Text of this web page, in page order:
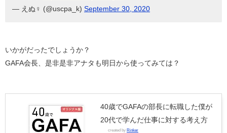
— えぬ♀ (@uscpa_k) September 30, 2020
いかがだったでしょうか？
GAFA会長、是非是非アナタも明日から使ってみては？
40歳でGAFAの部長に転職した僕が
20代で学んだ仕事に対する考え方
created by Rinker